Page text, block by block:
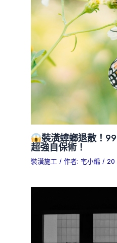
裝潢蟑螂退散！
超強自保術！
裝潢施工 / 作者: 宅小編 / 20